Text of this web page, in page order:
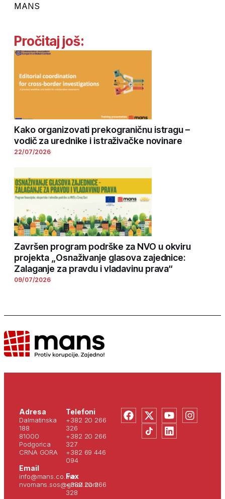
MANS
Pročitaj još:
Kako organizovati prekograničnu istragu –
vodič za urednike i istraživačke novinare
22/07/2026
Završen program podrške za NVO u okviru
projekta „Osnaživanje glasova zajednice:
Zalaganje za pravdu i vladavinu prava“
09/07/2026
Adresa
Dalmatinska
188
81000
Podgorica
CRNA GORA
Email
info@mans.co.me
nvomans.sos@gmail.com
Telefoni
+382 20 266
326
+382 20 266
327
+382 69 446
094
Fax
+382 20 266
328